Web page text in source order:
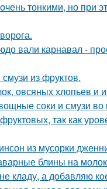
тонкими, но при
вали карнавал -
из фруктов.
овсяных хлопьев и
соки и смузи во
так как
из мусорки
блины на
кладу, а дoбaвляю